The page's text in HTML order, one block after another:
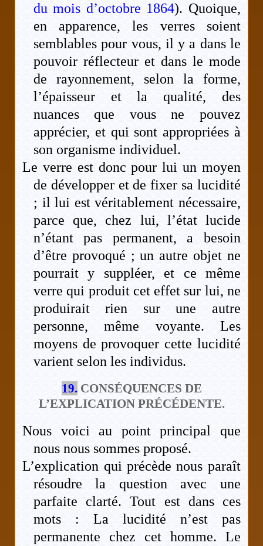
du mois d’octobre 1864). Quoique,
en apparence, les verres soient
semblables pour vous, il y a dans le
pouvoir réflecteur et dans le mode
de rayonnement, selon la forme,
l’épaisseur et la qualité, des
nuances que vous ne pouvez
apprécier, et qui sont appropriées à
son organisme individuel.
Le verre est donc pour lui un moyen
de développer et de fixer sa lucidité
; il lui est véritablement nécessaire,
parce que, chez lui, l’état lucide
n’étant pas permanent, a besoin
d’être provoqué ; un autre objet ne
pourrait y suppléer, et ce même
verre qui produit cet effet sur lui, ne
produirait rien sur une autre
personne, même voyante. Les
moyens de provoquer cette lucidité
varient selon les individus.
19. CONSÉQUENCES DE
L’EXPLICATION PRÉCÉDENTE.
Nous voici au point principal que
nous nous sommes proposé.
L’explication qui précède nous paraît
résoudre la question avec une
parfaite clarté. Tout est dans ces
mots : La lucidité n’est pas
permanente chez cet homme. Le